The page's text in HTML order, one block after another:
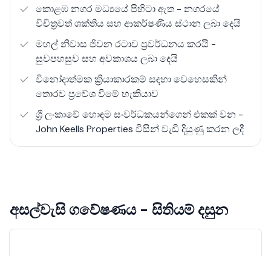
තෘප්තිමත් කරමින් සිහින යථාර්ථයක් බවට පත් කරයි.
John Keells Properties මෙම විශිෂ්ට නිර්මාණය පරිපූර්ණ
සමබර ජීවිතයකට දොර අගුළු හරින්න. ඔබ යෝග්‍යතා
උද්‍යෝගිමත් හෝ දර්ශන නැරඹීමේ ශූරයෙකු වුවද, ON320
සියල්ලන්ටම සපයයි. ප්‍රවේශ්‍යතාව සහ සුවපහසුව ඔවුන්ගේ
මූලික අරමුණු වන අතර, කොළඹින් ඔබට පිරිනැමිය හැකි
හොඳම දේ අත්විඳීම සහතික කරයි.
කොළඹ නගර මධ්‍යයේ පිහිටා ඇත - නගරයේ
විචිත්‍රවත් ශක්තිය සහ ආකර්ෂණීය ස්ථාන ලබා දෙයි
මහල් නිවාස ජීවන රටාව ප්‍රවර්ධනය කරයි -
සුවපහසුව සහ අවකාශය ලබා දෙයි
විනෝදාත්මක ක්‍රියාකාරකම් සඳහා වෙහෙසකින්
තොරව ප්‍රවේශ වීමේ හැකියාව
ශ්‍රී ලංකාවේ හොඳම සංවර්ධකයන්ගෙන් එකක් වන -
John Keells Properties විසින් වැඩි දියුණු කරන ලදී
අසල්වැසි ගවේෂණය - සිතියම් දසුන